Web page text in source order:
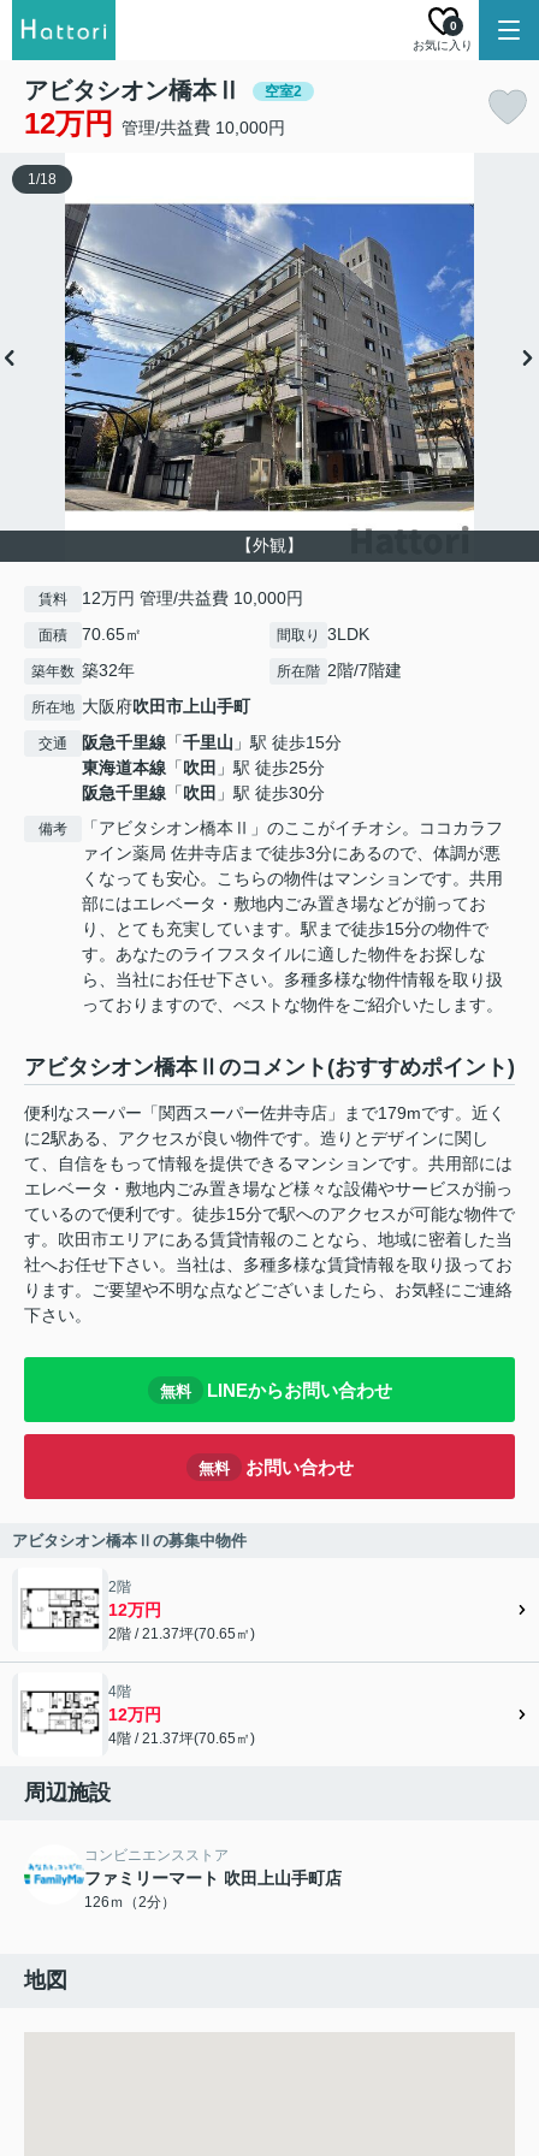
お気に入り
0
アビタシオン橋本Ⅱ 空室2
12万円 管理/共益費 10,000円
【外観】
1/18
賃料 12万円 管理/共益費 10,000円
面積 70.65㎡ 間取り 3LDK
築年数 築32年 所在階 2階/7階建
所在地 大阪府吹田市上山手町
交通 阪急千里線 「千里山 」駅 徒歩15分
東海道本線 「吹田 」駅 徒歩25分
阪急千里線 「吹田 」駅 徒歩30分
備考
「アビタシオン橋本Ⅱ」のここがイチオシ。ココカラフ
ァイン薬局 佐井寺店まで徒歩3分にあるので、体調が悪
くなっても安心。こちらの物件はマンションです。共用
部にはエレベータ・敷地内ごみ置き場などが揃ってお
り、とても充実しています。駅まで徒歩15分の物件で
す。あなたのライフスタイルに適した物件をお探しな
ら、当社にお任せ下さい。多種多様な物件情報を取り扱
っておりますので、べストな物件をご紹介いたします。
アビタシオン橋本Ⅱのコメント(おすすめポイント)
便利なスーパー「関西スーパー佐井寺店」まで179mです。近く
に2駅ある、アクセスが良い物件です。造りとデザインに関し
て、自信をもって情報を提供できるマンションです。共用部には
エレベータ・敷地内ごみ置き場など様々な設備やサービスが揃っ
ているので便利です。徒歩15分で駅へのアクセスが可能な物件で
す。吹田市エリアにある賃貸情報のことなら、地域に密着した当
社へお任せ下さい。当社は、多種多様な賃貸情報を取り扱ってお
ります。ご要望や不明な点などございましたら、お気軽にご連絡
下さい。
無料 LINEからお問い合わせ
無料 お問い合わせ
アビタシオン橋本Ⅱの募集中物件
2階
12万円
2階 / 21.37坪(70.65㎡)
4階
12万円
4階 / 21.37坪(70.65㎡)
周辺施設
コンビニエンスストア
ファミリーマート 吹田上山手町店
126ｍ（2分）
地図